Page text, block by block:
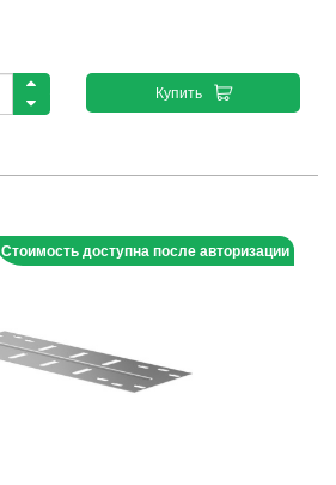
Купить
Стоимость доступна после авторизации